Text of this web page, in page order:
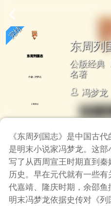
东周列
公版经典
名著
冯梦龙
《东周列国志》是中国古
是明末小说家冯梦龙。这
写了从西周宣王时期直到
历史。早在元代就有一些有
代嘉靖、隆庆时期，余邵鱼
明末冯梦龙依据史传对《